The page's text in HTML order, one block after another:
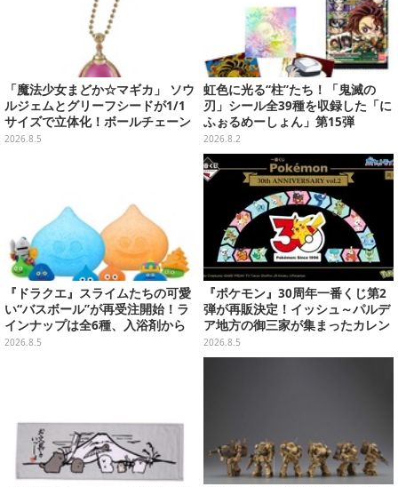
「魔法少女まどか☆マギカ」 ソウ
ルジェムとグリーフシードが1/1
サイズで立体化！ボールチェーン
を外せばフィギュアとして飾れる
2026.8.5
虹色に光る“柱”たち！「鬼滅の
刃」シール全39種を収録した「に
ふぉるめーしょん」第15弾
2026.8.2
『ドラクエ』スライムたちの可愛
い“バスボール”が再受注開始！ラ
インナップは全6種、入浴剤から
モンスターのフィギュアが出てく
2026.8.5
『ポケモン』30周年一番くじ第2
弾が再販決定！イッシュ～パルデ
ア地方の御三家が集まったカレン
ダー、ぬいぐるみなど記念グッズ
盛りだくさん
2026.8.5